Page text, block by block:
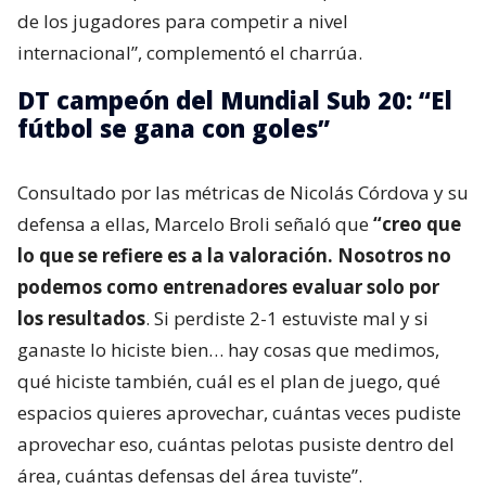
de los jugadores para competir a nivel
internacional”, complementó el charrúa.
DT campeón del Mundial Sub 20: “El
fútbol se gana con goles”
Consultado por las métricas de Nicolás Córdova y su
defensa a ellas, Marcelo Broli señaló que“creo que
lo que se refiere es a la valoración. Nosotros no
podemos como entrenadores evaluar solo por
los resultados. Si perdiste 2-1 estuviste mal y si
ganaste lo hiciste bien… hay cosas que medimos,
qué hiciste también, cuál es el plan de juego, qué
espacios quieres aprovechar, cuántas veces pudiste
aprovechar eso, cuántas pelotas pusiste dentro del
área, cuántas defensas del área tuviste”.